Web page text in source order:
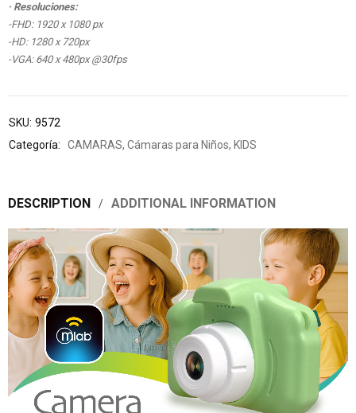
· Resoluciones:
-FHD: 1920 x 1080 px
-HD: 1280 x 720px
-VGA: 640 x 480px @30fps
SKU: 9572
Categoría:
CAMARAS, Cámaras para Niños, KIDS
DESCRIPTION ADDITIONAL INFORMATION